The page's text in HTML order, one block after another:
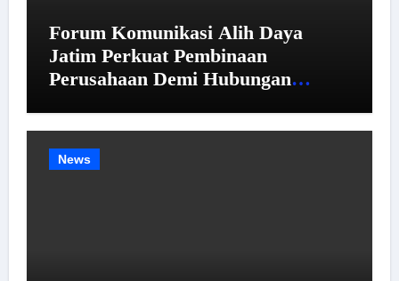
Forum Komunikasi Alih Daya
Jatim Perkuat Pembinaan
Perusahaan Demi Hubungan
News